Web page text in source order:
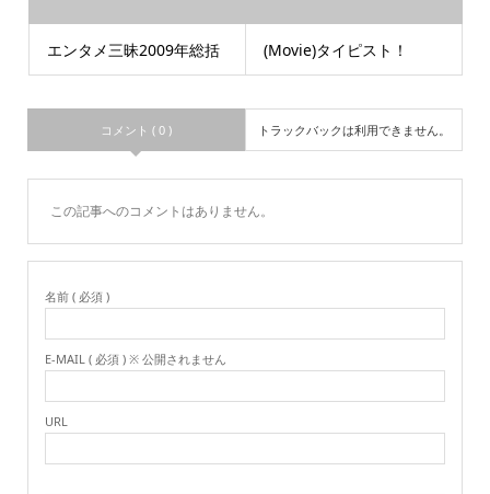
エンタメ三昧2009年総括 (Movie)タイピスト！
コメント ( 0 ) トラックバックは利用できません。
この記事へのコメントはありません。
名前 ( 必須 )
E-MAIL ( 必須 ) ※ 公開されません
URL